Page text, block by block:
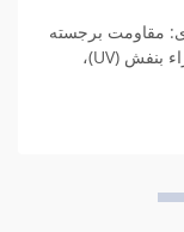
مقاومت برجسته
در برابر خوردگی، تخریب ناشی از اشعه ماوراء بنفش (UV)،
ترموست آن